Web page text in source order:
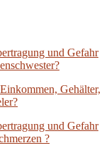
und Gefahr
Gehälter,
und Gefahr
?